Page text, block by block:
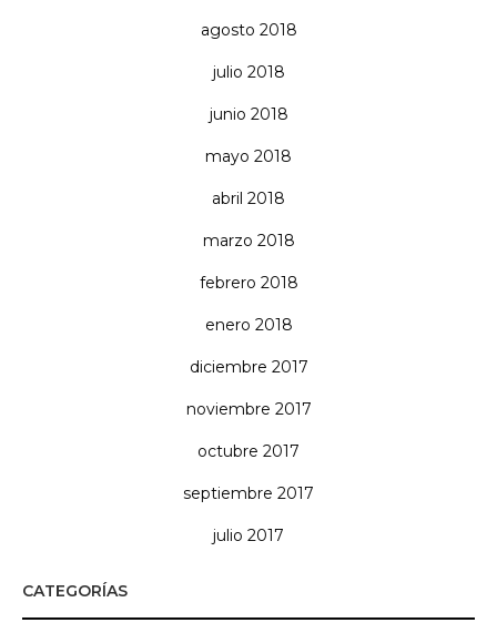
agosto 2018
julio 2018
junio 2018
mayo 2018
abril 2018
marzo 2018
febrero 2018
enero 2018
diciembre 2017
noviembre 2017
octubre 2017
septiembre 2017
julio 2017
CATEGORÍAS